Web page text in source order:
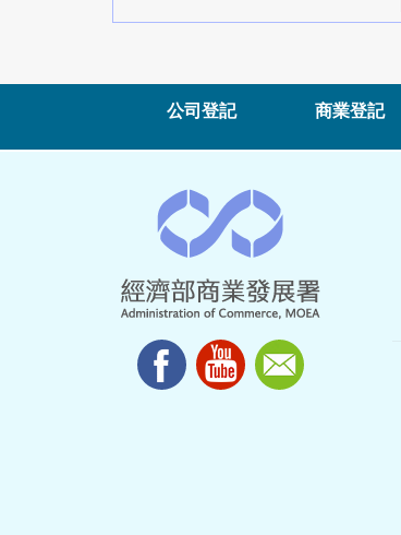
公司登記 商業登記